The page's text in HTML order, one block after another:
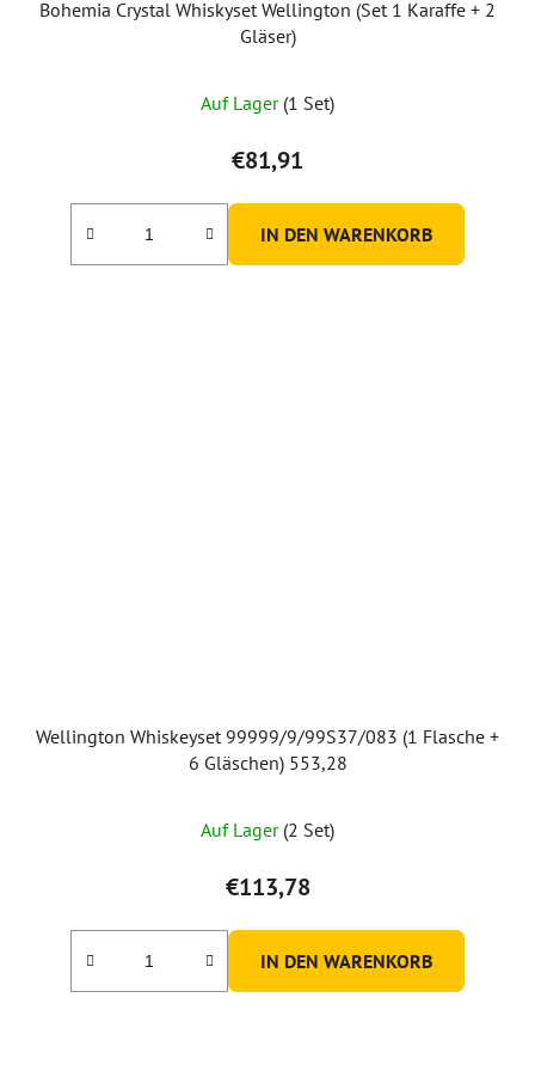
Bohemia Crystal Whiskyset Wellington (Set 1 Karaffe + 2
Gläser)
Auf Lager (1 Set)
€81,91
IN DEN WARENKORB
Wellington Whiskeyset 99999/9/99S37/083 (1 Flasche +
6 Gläschen) 553,28
Auf Lager (2 Set)
€113,78
IN DEN WARENKORB